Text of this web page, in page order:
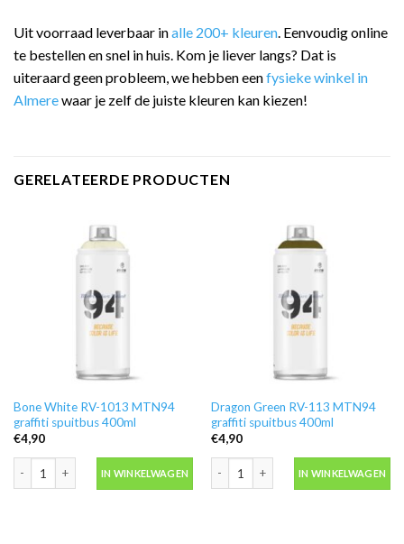
Uit voorraad leverbaar inalle 200+ kleuren . Eenvoudig online
te bestellen en snel in huis. Kom je liever langs? Dat is
uiteraard geen probleem, we hebben eenfysieke winkel in
Almerewaar je zelf de juiste kleuren kan kiezen!
GERELATEERDE PRODUCTEN
Bone White RV-1013 MTN94
graffiti spuitbus 400ml
€4,90
IN WINKELWAGEN
Dragon Green RV-113 MTN94
graffiti spuitbus 400ml
€4,90
IN WINKELWAGEN